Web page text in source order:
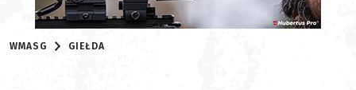
WMASG GIEŁDA